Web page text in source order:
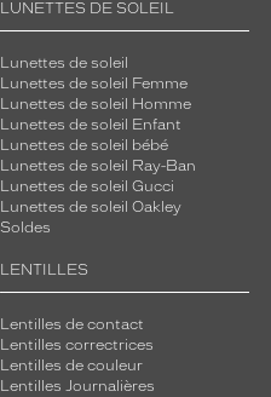
LUNETTES DE SOLEIL
Lunettes de soleil
Lunettes de soleil Femme
Lunettes de soleil Homme
Lunettes de soleil Enfant
Lunettes de soleil bébé
Lunettes de soleil Ray-Ban
Lunettes de soleil Gucci
Lunettes de soleil Oakley
Soldes
LENTILLES
Lentilles de contact
Lentilles correctrices
Lentilles de couleur
Lentilles Journalières